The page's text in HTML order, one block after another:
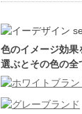
色のイメージ効果
選ぶとその色の全